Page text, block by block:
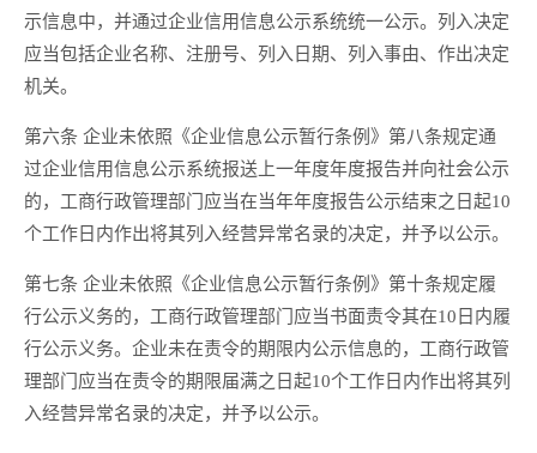
示信息中，并通过企业信用信息公示系统统一公示。列入决定
应当包括企业名称、注册号、列入日期、列入事由、作出决定
机关。
第六条 企业未依照《企业信息公示暂行条例》第八条规定通
过企业信用信息公示系统报送上一年度年度报告并向社会公示
的，工商行政管理部门应当在当年年度报告公示结束之日起10
个工作日内作出将其列入经营异常名录的决定，并予以公示。
第七条 企业未依照《企业信息公示暂行条例》第十条规定履
行公示义务的，工商行政管理部门应当书面责令其在10日内履
行公示义务。企业未在责令的期限内公示信息的，工商行政管
理部门应当在责令的期限届满之日起10个工作日内作出将其列
入经营异常名录的决定，并予以公示。